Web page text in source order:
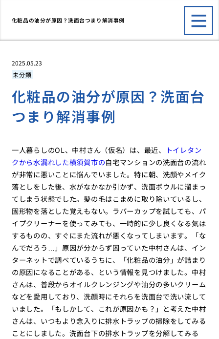
化粧品の油分が原因？洗面台つまり解消事例
2025.05.23
未分類
化粧品の油分が原因？洗面台
つまり解消事例
一人暮らしのOL、中村さん（仮名）は、最近、
トイレタン
クから水漏れした横須賀市の自宅マンションの洗面台の流れ
が非常に悪いことに悩んでいました。特に朝、洗顔やメイク
落としをした後、水がなかなか引かず、洗面ボウルに溜まっ
てしまう状態でした。髪の毛はこまめに取り除いているし、
固形物を落とした覚えもない。ラバーカップを試しても、パ
イプクリーナーを使ってみても、一時的に少し良くなる気は
するものの、すぐにまた流れが悪くなってしまいます。「な
んでだろう…」原因が分からず困っていた中村さんは、イン
ターネットで調べているうちに、「化粧品の油分」が詰まり
の原因になることがある、という情報を見つけました。中村
さんは、普段からオイルクレンジングや油分の多いクリーム
などを愛用しており、洗顔時にそれらを洗面台で洗い流して
いました。「もしかして、これが原因かも？」と考えた中村
さんは、いつもより念入りに排水トラップの掃除をしてみる
ことにしました。洗面台下の排水トラップを分解してみる